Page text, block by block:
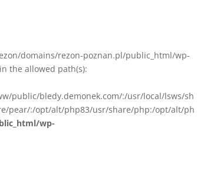
domains/rezon-poznan.pl/public_html/wp-
the allowed path(s):
public/bledy.demonek.com/:/usr/local/lsws/sh
pear/:/opt/alt/php83/usr/share/php:/opt/alt/ph
wp-